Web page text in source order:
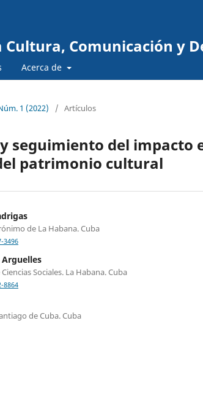
Cultura, Comunicación y
Acerca de
1 (2022) / Artículos
seguimiento del impacto
patrimonio cultural
de La Habana. Cuba
3496
Arguelles
Sociales. La Habana. Cuba
8864
de Cuba. Cuba